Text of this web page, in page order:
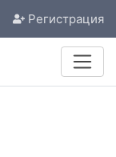
Регистрация